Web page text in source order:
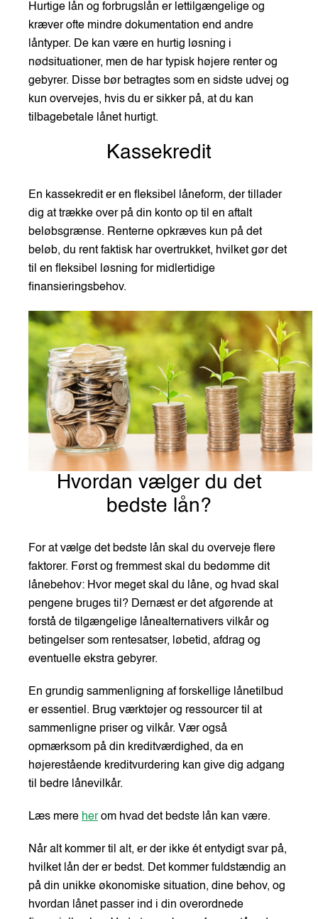
Hurtige lån og forbrugslån er lettilgængelige og
kræver ofte mindre dokumentation end andre
låntyper. De kan være en hurtig løsning i
nødsituationer, men de har typisk højere renter og
gebyrer. Disse bør betragtes som en sidste udvej og
kun overvejes, hvis du er sikker på, at du kan
tilbagebetale lånet hurtigt.
Kassekredit
En kassekredit er en fleksibel låneform, der tillader
dig at trække over på din konto op til en aftalt
beløbsgrænse. Renterne opkræves kun på det
beløb, du rent faktisk har overtrukket, hvilket gør det
til en fleksibel løsning for midlertidige
finansieringsbehov.
Hvordan vælger du det
bedste lån?
For at vælge det bedste lån skal du overveje flere
faktorer. Først og fremmest skal du bedømme dit
lånebehov: Hvor meget skal du låne, og hvad skal
pengene bruges til? Dernæst er det afgørende at
forstå de tilgængelige lånealternativers vilkår og
betingelser som rentesatser, løbetid, afdrag og
eventuelle ekstra gebyrer.
En grundig sammenligning af forskellige lånetilbud
er essentiel. Brug værktøjer og ressourcer til at
sammenligne priser og vilkår. Vær også
opmærksom på din kreditværdighed, da en
højerestående kreditvurdering kan give dig adgang
til bedre lånevilkår.
Læs mere herom hvad det bedste lån kan være.
Når alt kommer til alt, er der ikke ét entydigt svar på,
hvilket lån der er bedst. Det kommer fuldstændig an
på din unikke økonomiske situation, dine behov, og
hvordan lånet passer ind i din overordnede